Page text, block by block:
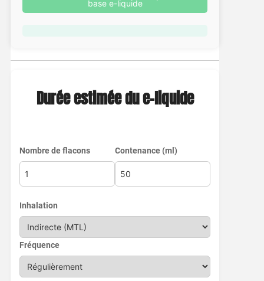
base e-liquide
Durée estimée du e-liquide
Nombre de flacons Contenance (ml)
Inhalation
Fréquence